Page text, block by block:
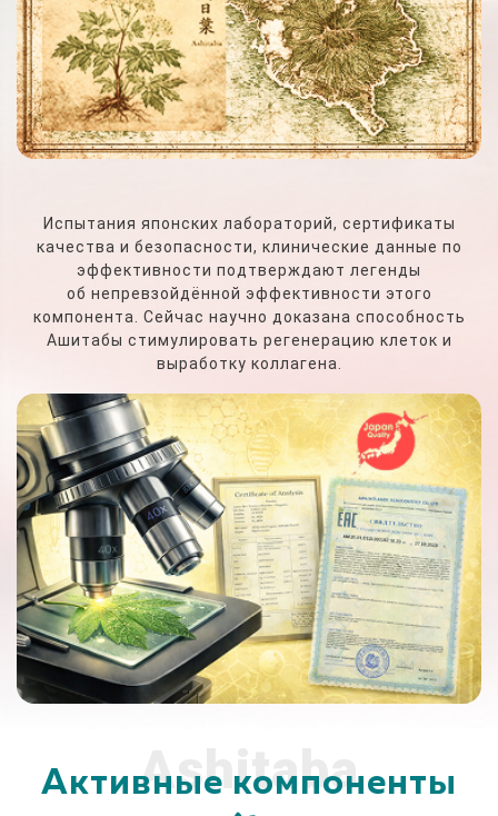
Испытания японских лабораторий, сертификаты
качества и безопасности, клинические данные по
эффективности подтверждают легенды
об непревзойдённой эффективности этого
компонента. Сейчас научно доказана способность
Ашитабы стимулировать регенерацию клеток и
выработку коллагена.
Активные компоненты
Ashitaba